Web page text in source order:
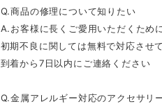
Q.商品の修理について知りたい
A.お客様に長くご愛用いただくため
初期不良に関しては無料で対応させ
到着から7日以内にご連絡ください
Q.金属アレルギー対応のアクセサリ